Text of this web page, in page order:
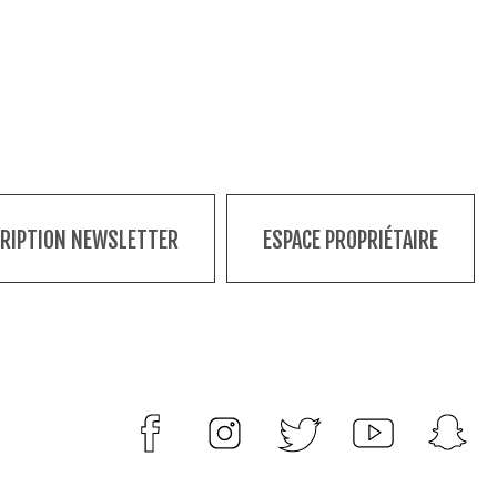
NEWSLETTER ESPACE PROPRIÉTAIRE